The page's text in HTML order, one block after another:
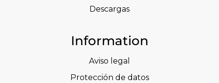
Descargas
Information
Aviso legal
Protección de datos